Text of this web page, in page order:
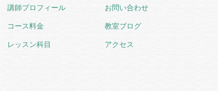
講師プロフィール
コース料金
レッスン科目
お問い合わせ
教室ブログ
アクセス